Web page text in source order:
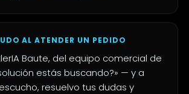
AL ATENDER UN PEDIDO
Baute, del equipo comercial de
estás buscando?» — y a
resuelvo tus dudas y